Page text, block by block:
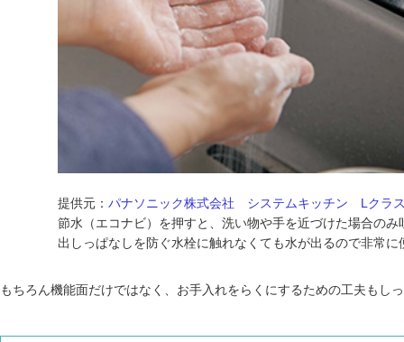
提供元： パナソニック株式会社 システムキッチン Lクラ
節水（エコナビ）を押すと、洗い物や手を近づけた場合のみ
出しっぱなしを防ぐ水栓に触れなくても水が出るので非常に
もちろん機能面だけではなく、お手入れをらくにするための工夫もし